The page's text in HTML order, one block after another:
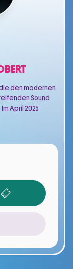
den modernen
Sound
April 2025